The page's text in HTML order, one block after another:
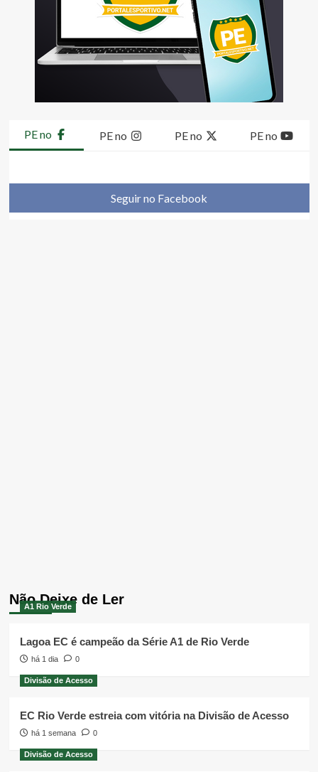
PE no PE no PE no PE no
Seguir no Facebook
Não Deixe de Ler
A1 Rio Verde
Lagoa EC é campeão da Série A1 de Rio Verde
há 1 dia 0
Divisão de Acesso
EC Rio Verde estreia com vitória na Divisão de Acesso
há 1 semana 0
Divisão de Acesso